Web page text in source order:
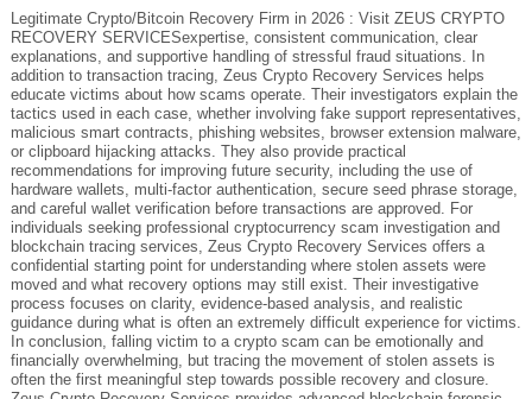
Legitimate Crypto/Bitcoin Recovery Firm in 2026 : Visit ZEUS CRYPTO
RECOVERY SERVICESexpertise, consistent communication, clear
explanations, and supportive handling of stressful fraud situations. In
addition to transaction tracing, Zeus Crypto Recovery Services helps
educate victims about how scams operate. Their investigators explain the
tactics used in each case, whether involving fake support representatives,
malicious smart contracts, phishing websites, browser extension malware,
or clipboard hijacking attacks. They also provide practical
recommendations for improving future security, including the use of
hardware wallets, multi-factor authentication, secure seed phrase storage,
and careful wallet verification before transactions are approved. For
individuals seeking professional cryptocurrency scam investigation and
blockchain tracing services, Zeus Crypto Recovery Services offers a
confidential starting point for understanding where stolen assets were
moved and what recovery options may still exist. Their investigative
process focuses on clarity, evidence-based analysis, and realistic
guidance during what is often an extremely difficult experience for victims.
In conclusion, falling victim to a crypto scam can be emotionally and
financially overwhelming, but tracing the movement of stolen assets is
often the first meaningful step towards possible recovery and closure.